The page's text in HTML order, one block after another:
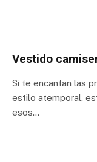
Vestido
Si te encantan las
estilo atemporal,
esos…